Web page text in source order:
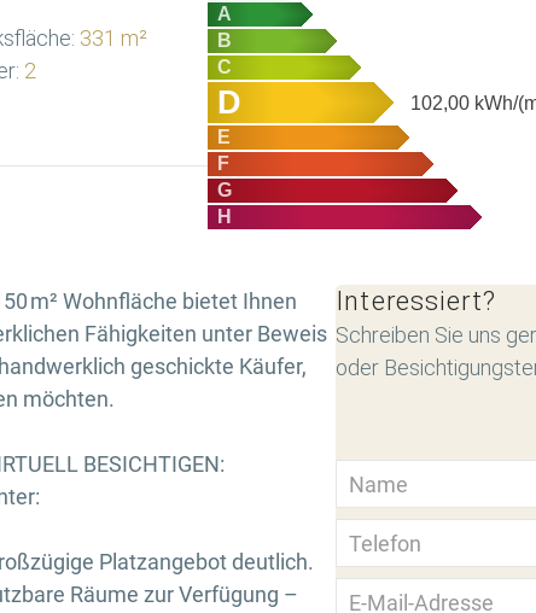
331 m²
2
A
B
C
D 102,00 kWh/
E
F
G
H
m² Wohnfläche bietet Ihnen
Fähigkeiten unter Beweis
geschickte Käufer,
möchten.
BESICHTIGEN:
Platzangebot deutlich.
Räume zur Verfügung –
Interessiert?
Schreiben Sie uns
oder